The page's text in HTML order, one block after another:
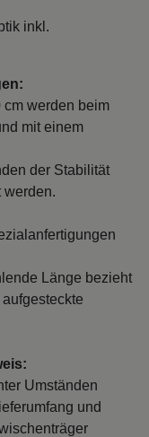
inkl.
werden beim
mit einem
der Stabilität
werden.
Länge bezieht
Umständen
und